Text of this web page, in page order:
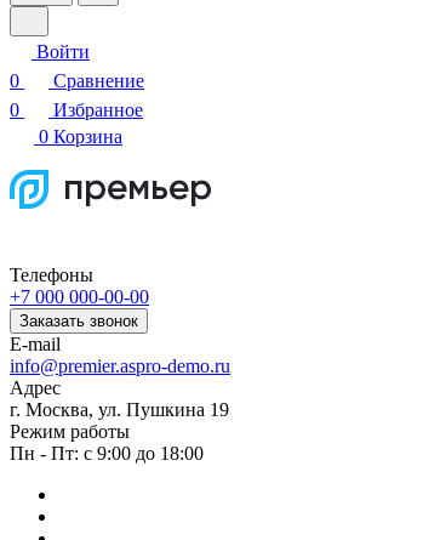
Войти
0
Сравнение
0
Избранное
0 Корзина
Телефоны
+7 000 000-00-00
Заказать звонок
E-mail
info@premier.aspro-demo.ru
Адрес
г. Москва, ул. Пушкина 19
Режим работы
Пн - Пт: с 9:00 до 18:00